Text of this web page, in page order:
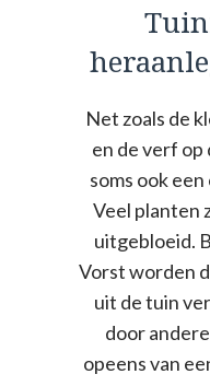
Net zoals de
en de verf op
soms ook
Veel planten
uitgebloeid.
Vorst worden
uit de tuin
door
opeens van